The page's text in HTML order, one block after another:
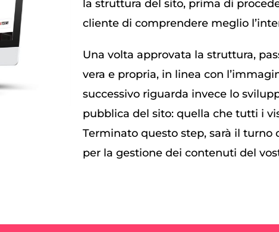
la struttura del sito, prima di
cliente di comprendere meglio
Una volta approvata la struttura,
vera e propria, in linea con
successivo riguarda invece lo
pubblica del sito: quella che tutti i
Terminato questo step, sarà il
per la gestione dei contenuti del